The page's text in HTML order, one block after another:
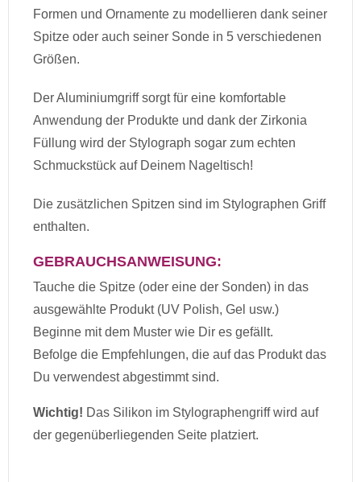
Formen und Ornamente zu modellieren dank seiner
Spitze oder auch seiner Sonde in 5 verschiedenen
Größen.
Der Aluminiumgriff sorgt für eine komfortable
Anwendung der Produkte und dank der Zirkonia
Füllung wird der Stylograph sogar zum echten
Schmuckstück auf Deinem Nageltisch!
Die zusätzlichen Spitzen sind im Stylographen Griff
enthalten.
GEBRAUCHSANWEISUNG:
Tauche die Spitze (oder eine der Sonden) in das
ausgewählte Produkt (UV Polish, Gel usw.)
Beginne mit dem Muster wie Dir es gefällt.
Befolge die Empfehlungen, die auf das Produkt das
Du verwendest abgestimmt sind.
Wichtig! Das Silikon im Stylographengriff wird auf
der gegenüberliegenden Seite platziert.